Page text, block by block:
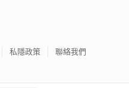
私隱政策 聯絡我們